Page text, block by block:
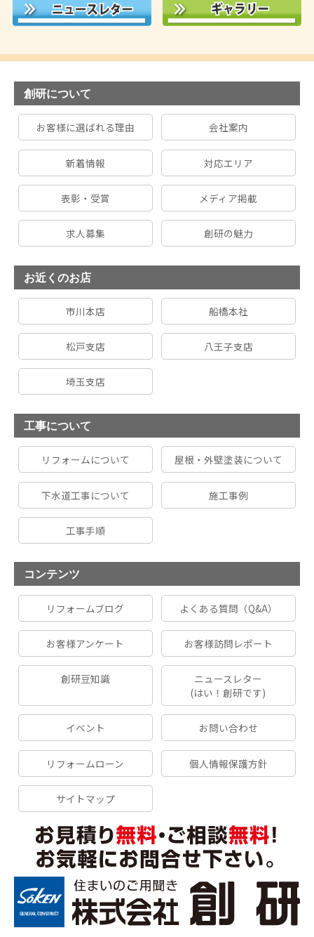
創研について
お客様に選ばれる理由 会社案内
新着情報 対応エリア
表彰・受賞 メディア掲載
求人募集 創研の魅力
お近くのお店
市川本店 船橋本社
松戸支店 八王子支店
埼玉支店
工事について
リフォームについて 屋根・外壁塗装について
下水道工事について 施工事例
工事手順
コンテンツ
リフォームブログ よくある質問（Q&A）
お客様アンケート お客様訪問レポート
創研豆知識
ニュースレター
(はい！創研です)
イベント お問い合わせ
リフォームローン 個人情報保護方針
サイトマップ